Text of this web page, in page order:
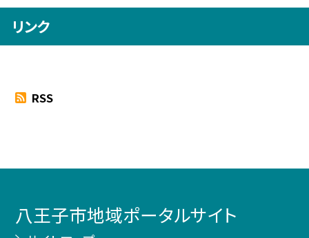
リンク
RSS
八王子市地域ポータルサイト